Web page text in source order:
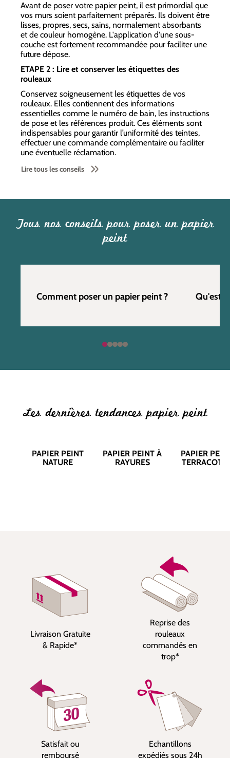
Avant de poser votre papier peint, il est primordial que
vos murs soient parfaitement préparés. Ils doivent être
lisses, propres, secs, sains, normalement absorbants
et de couleur homogène. L'application d'une sous-
couche est fortement recommandée pour faciliter une
future dépose.
ETAPE 2 : Lire et conserver les étiquettes des
rouleaux
Conservez soigneusement les étiquettes de vos
rouleaux. Elles contiennent des informations
essentielles comme le numéro de bain, les instructions
de pose et les références produit. Ces éléments sont
indispensables pour garantir l’uniformité des teintes,
effectuer une commande complémentaire ou faciliter
une éventuelle réclamation.
Lire tous les conseils
Tous nos conseils pour poser un papier
peint
Comment poser un papier peint ? Qu'est
Les dernières tendances papier peint
PAPIER PEINT
NATURE
PAPIER PEINT À
RAYURES
PAPIER
Livraison Gratuite
& Rapide*
Reprise des
rouleaux
commandés en
trop*
Satisfait ou
remboursé
Echantillons
expédiés sous 24h